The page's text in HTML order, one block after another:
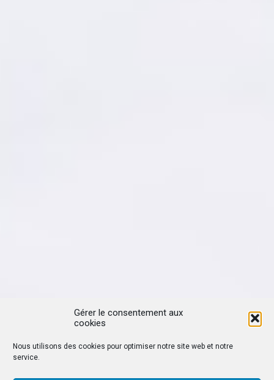
Gérer le consentement aux
cookies
Nous utilisons des cookies pour optimiser notre site web et notre
service.